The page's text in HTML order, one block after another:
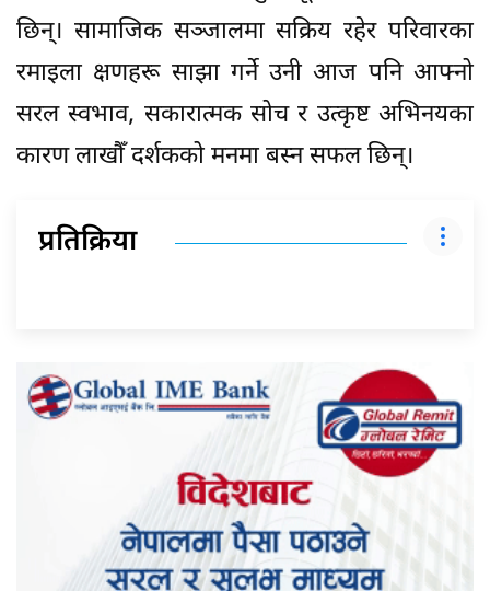
छिन्। सामाजिक सञ्जालमा सक्रिय रहेर परिवारका
रमाइला क्षणहरू साझा गर्ने उनी आज पनि आफ्नो
सरल स्वभाव, सकारात्मक सोच र उत्कृष्ट अभिनयका
कारण लाखौँ दर्शकको मनमा बस्न सफल छिन्।
प्रतिक्रिया